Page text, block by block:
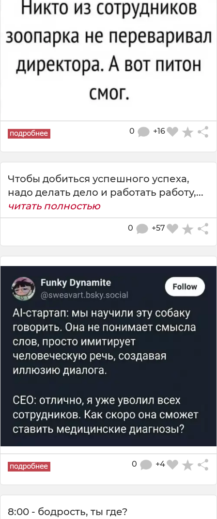
+16
0
Чтобы добиться успешного успеха,
надо делать дело и работать работу,...
читать полностью
+57
0
+4
0
8:00 - бодрость, ты где?